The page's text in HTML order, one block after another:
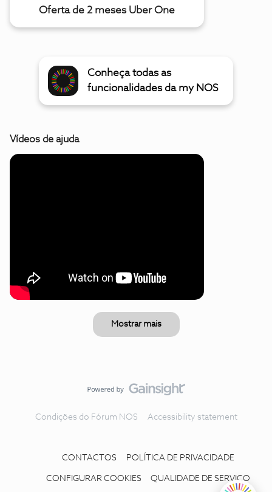
Oferta de 2 meses Uber One
Conheça todas as
funcionalidades da my NOS
Vídeos de ajuda
Mostrar mais
Condições do Fórum NOS Accessibility statement
CONTACTOS POLÍTICA DE PRIVACIDADE
CONFIGURAR COOKIES QUALIDADE DE SERVIÇO